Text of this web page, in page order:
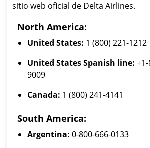
sitio web oficial de Delta Airlines.
North America:
United States: 1 (800) 221-1212
United States Spanish line:
9009
Canada: 1 (800) 241-4141
South America:
Argentina: 0-800-666-0133